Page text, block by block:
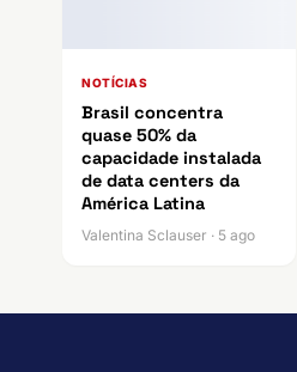
NOTÍCIAS
Brasil concentra
quase 50% da
capacidade instalada
de data centers da
América Latina
Valentina Sclauser · 5 ago